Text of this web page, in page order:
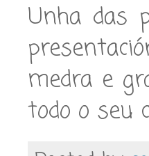
Unha das
medra e
todo o seu